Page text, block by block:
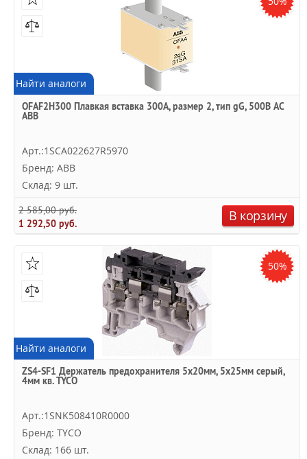
Найти аналоги
OFAF2H300 Плавкая вставка 300А, размер 2, тип gG, 500В AC
ABB
Арт.:1SCA022627R5970
Бренд: ABB
Склад: 9 шт.
2 585,00 руб.
1 292,50 руб.
В корзину
50%
Найти аналоги
ZS4-SF1 Держатель предохранителя 5x20мм, 5x25мм серый,
4мм кв. TYCO
Арт.:1SNK508410R0000
Бренд: TYCO
Склад: 166 шт.